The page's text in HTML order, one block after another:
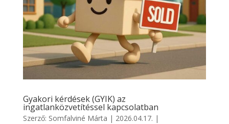
Gyakori kérdések (GYIK) az
ingatlanközvetítéssel kapcsolatban
Szerző: Somfalviné Márta | 2026.04.17. |